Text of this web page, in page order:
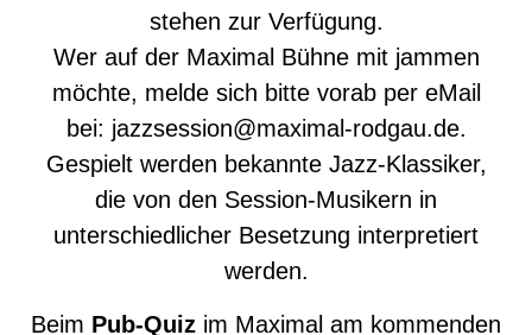
stehen zur Verfügung.
Wer auf der Maximal Bühne mit jammen
möchte, melde sich bitte vorab per eMail
bei: jazzsession@maximal-rodgau.de.
Gespielt werden bekannte Jazz-Klassiker,
die von den Session-Musikern in
unterschiedlicher Besetzung interpretiert
werden.
Beim Pub-Quiz im Maximal am kommenden